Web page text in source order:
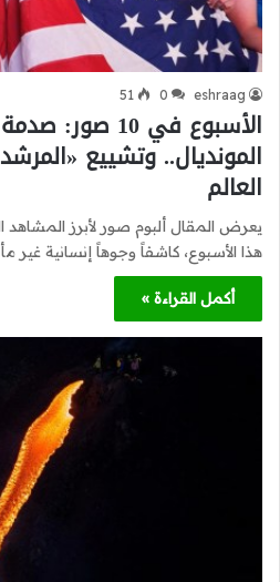
eshraag
0
51
الأسبوع في 10
المونديال.. وتشييع
العالم
يعرض المقال ألبوم صور لأبرز المشاهد
هذا الأسبوع، كاشفاً وجوهاً إنسانية غير
أكمل القراءة »